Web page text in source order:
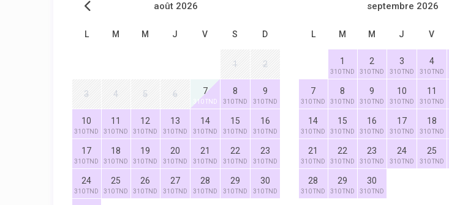
août 2026
L M M J V S D
1 2
3 4 5 6 7
310 TND
8
310 TND
9
310 TND
10
310 TND
11
310 TND
12
310 TND
13
310 TND
14
310 TND
15
310 TND
16
310 TND
17
310 TND
18
310 TND
19
310 TND
20
310 TND
21
310 TND
22
310 TND
23
310 TND
24
310 TND
25
310 TND
26
310 TND
27
310 TND
28
310 TND
29
310 TND
30
310 TND
septembre 2026
L M M J V
1
310 TND
2
310 TND
3
310 TND
4
310 TND
7
310 TND
8
310 TND
9
310 TND
10
310 TND
11
310 TND
14
310 TND
15
310 TND
16
310 TND
17
310 TND
18
310 TND
21
310 TND
22
310 TND
23
310 TND
24
310 TND
25
310 TND
28
310 TND
29
310 TND
30
310 TND